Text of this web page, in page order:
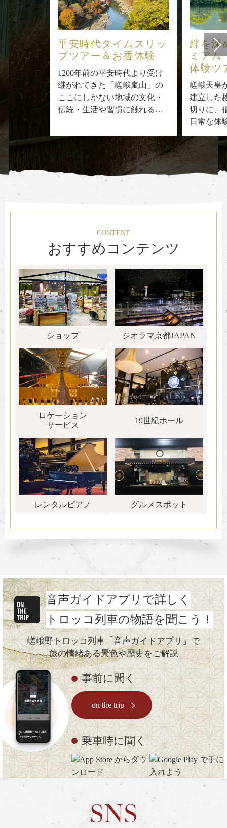
平安時代タイムスリッ
プツアー ＆お香体験
1200年前の平安時代より受け
継がれてきた「嵯峨嵐山」の
ここにしかない地域の文化・
伝統・生活や習慣に触れる
アー」
絆を深
ミアム
体験ツ
嵯峨天皇
建立した
切りに、
日常な体
のご案内
CONTENT
おすすめコンテンツ
ショップ ジオラマ京都JAPAN
ロケーション
サービス
19世紀ホール
レンタルピアノ グルメスポット
音声ガイドアプリで詳しく
トロッコ列車の物語を聞こう！
嵯峨野トロッコ列車「音声ガイドアプリ」で
旅の情緒ある景色や歴史をご解説
事前に聞く
on the trip
乗車時に聞く